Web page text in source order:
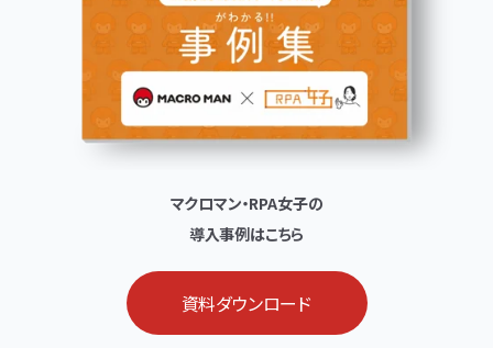
マクロマン・RPA女子の
導入事例はこちら
資料ダウンロード